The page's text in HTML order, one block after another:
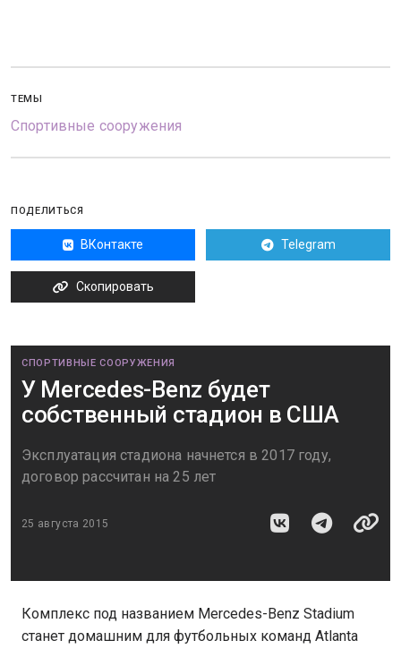
ТЕМЫ
Спортивные сооружения
ПОДЕЛИТЬСЯ
ВКонтакте Telegram
Скопировать
СПОРТИВНЫЕ СООРУЖЕНИЯ
У Mercedes-Benz будет
собственный стадион в США
Эксплуатация стадиона начнется в 2017 году,
договор рассчитан на 25 лет
25 августа 2015
Комплекс под названием Mercedes-Benz Stadium
станет домашним для футбольных команд Atlanta